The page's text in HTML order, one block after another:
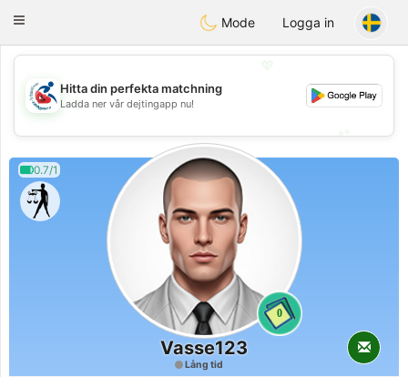
Handi Space
Toggle
Mode Logga in
💖
💕
Hitta din perfekta matchning
Ladda ner vår dejtingapp nu!
0.7/1
0
Vasse123
Lång tid